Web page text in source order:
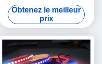
PCB dc5v a mené la bande
Obtenez le meilleur
prix